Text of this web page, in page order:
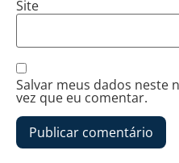
Site
Salvar meus dados neste
vez que eu comentar.